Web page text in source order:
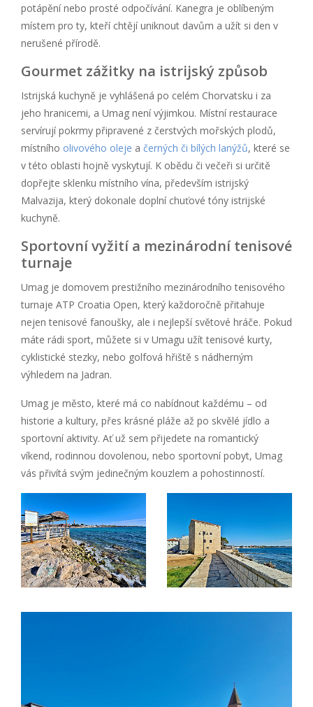
potápění nebo prosté odpočívání. Kanegra je oblíbeným
místem pro ty, kteří chtějí uniknout davům a užít si den v
nerušené přírodě.
Gourmet zážitky na istrijský způsob
Istrijská kuchyně je vyhlášená po celém Chorvatsku i za
jeho hranicemi, a Umag není výjimkou. Místní restaurace
servírují pokrmy připravené z čerstvých mořských plodů,
místního olivového oleje a černých či bílých lanýžů, které se
v této oblasti hojně vyskytují. K obědu či večeři si určitě
dopřejte sklenku místního vína, především istrijský
Malvazija, který dokonale doplní chuťové tóny istrijské
kuchyně.
Sportovní vyžití a mezinárodní tenisové
turnaje
Umag je domovem prestižního mezinárodního tenisového
turnaje ATP Croatia Open, který každoročně přitahuje
nejen tenisové fanoušky, ale i nejlepší světové hráče. Pokud
máte rádi sport, můžete si v Umagu užít tenisové kurty,
cyklistické stezky, nebo golfová hřiště s nádherným
výhledem na Jadran.
Umag je město, které má co nabídnout každému – od
historie a kultury, přes krásné pláže až po skvělé jídlo a
sportovní aktivity. Ať už sem přijedete na romantický
víkend, rodinnou dovolenou, nebo sportovní pobyt, Umag
vás přivítá svým jedinečným kouzlem a pohostinností.